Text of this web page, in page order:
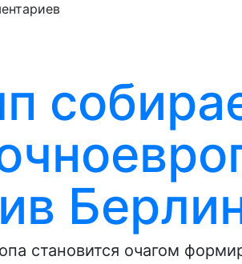
становится очагом